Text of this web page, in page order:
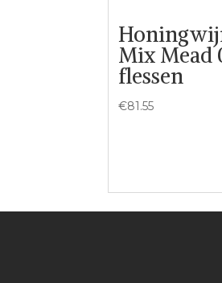
Mix Mead
flessen
€81.55